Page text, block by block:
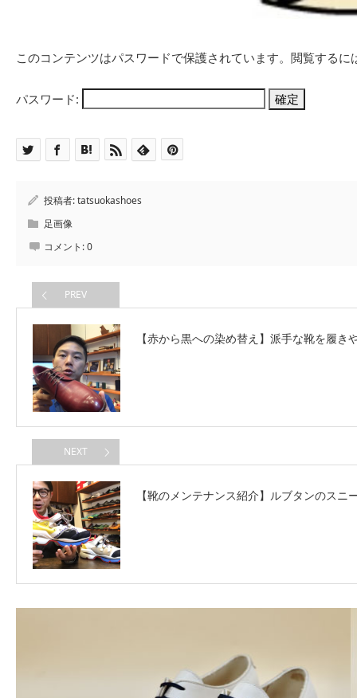
このコンテンツはパスワードで保護されています。閲覧する
パスワード:
投稿者:tatsuokashoes
足画像
コメント:0
PREV
【赤から黒への染め替え】派手な靴を履き
NEXT
【靴のメンテナンス紹介】ルブタンのス